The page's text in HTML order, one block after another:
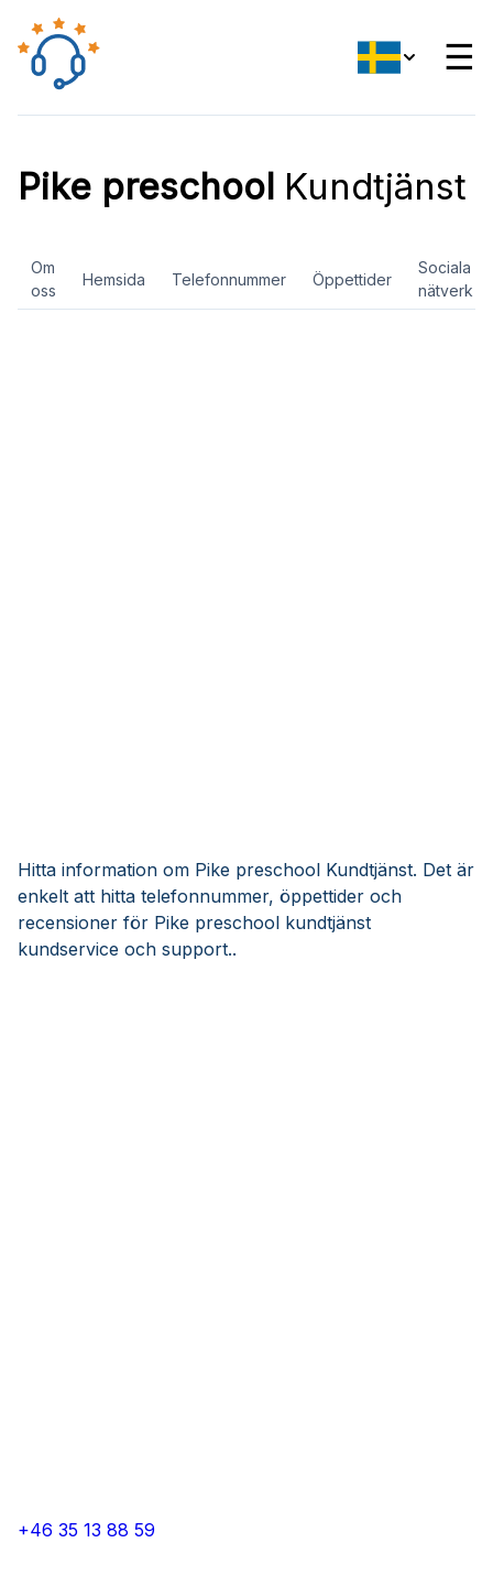
☰
Pike preschool Kundtjänst
Om
oss
Hemsida Telefonnummer Öppettider
Sociala
nätverk
Hitta information om Pike preschool Kundtjänst. Det är
enkelt att hitta telefonnummer, öppettider och
recensioner för Pike preschool kundtjänst
kundservice och support..
+46 35 13 88 59